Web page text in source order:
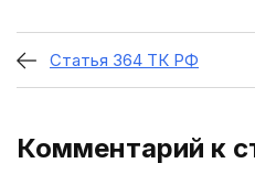
Статья 364 ТК РФ
Комментарий к